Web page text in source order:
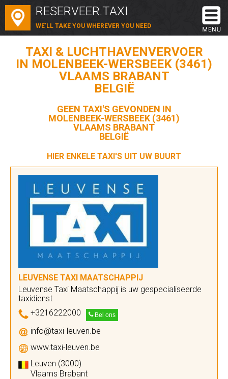
RESERVEER.TAXI
WE'LL TAKE YOU WHEREVER YOU NEED
TAXI & LUCHTHAVENVERVOER
IN MOLENBEEK-WERSBEEK (3461)
VLAAMS BRABANT
BELGIË
GEEN TAXI'S GEVONDEN IN
MOLENBEEK-WERSBEEK (3461)
VLAAMS BRABANT
BELGIË
HIER ENKELE TAXI'S UIT UW BUURT
LEUVENSE TAXI MAATSCHAPPIJ
Leuvense Taxi Maatschappij is uw gespecialiseerde
taxidienst
+3216222000
Bel ons
info@taxi-leuven.be
www.taxi-leuven.be
Leuven (3000)
Vlaams Brabant